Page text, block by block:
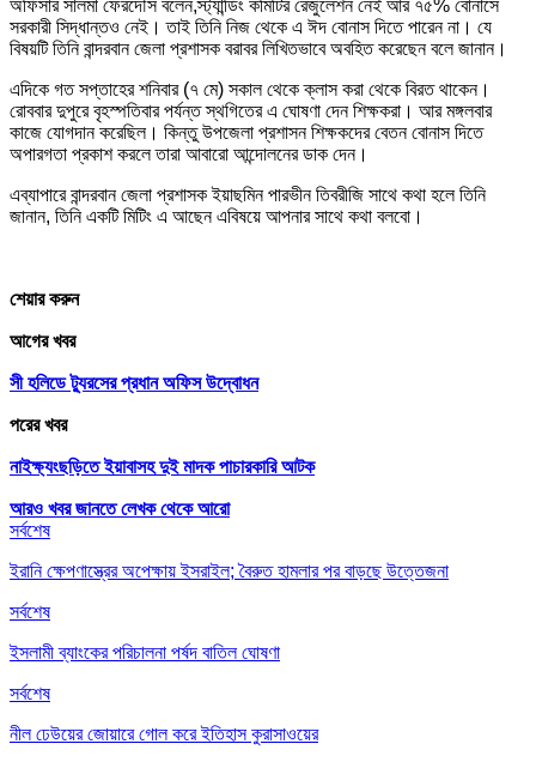
অফিসার সালমা ফেরদৌস বলেন,স্ট্যান্ডিং কমিটির রেজুলেশন নেই আর ৭৫% বোনাসে
সরকারী সিদ্ধান্তও নেই। তাই তিনি নিজ থেকে এ ঈদ বোনাস দিতে পারেন না। যে
বিষয়টি তিনি বান্দরবান জেলা প্রশাসক বরাবর লিখিতভাবে অবহিত করেছেন বলে জানান।
এদিকে গত সপ্তাহের শনিবার (৭ মে) সকাল থেকে ক্লাস করা থেকে বিরত থাকেন।
রোববার দুপুরে বৃহস্পতিবার পর্যন্ত স্থগিতের এ ঘোষণা দেন শিক্ষকরা। আর মঙ্গলবার
কাজে যোগদান করেছিল। কিন্তু উপজেলা প্রশাসন শিক্ষকদের বেতন বোনাস দিতে
অপারগতা প্রকাশ করলে তারা আবারো আন্দোলনের ডাক দেন।
এব্যাপারে বান্দরবান জেলা প্রশাসক ইয়াছমিন পারভীন তিবরীজি সাথে কথা হলে তিনি
জানান, তিনি একটি মিটিং এ আছেন এবিষয়ে আপনার সাথে কথা বলবো।
শেয়ার করুন
আগের খবর
সী হলিডে ট্যুরসের প্রধান অফিস উদ্বোধন
পরের খবর
নাইক্ষ্যংছড়িতে ইয়াবাসহ দুই মাদক পাচারকারি আটক
আরও খবর জানতে লেখক থেকে আরো
সর্বশেষ
ইরানি ক্ষেপণাস্ত্রের অপেক্ষায় ইসরাইল; বৈরুত হামলার পর বাড়ছে উত্তেজনা
সর্বশেষ
ইসলামী ব্যাংকের পরিচালনা পর্ষদ বাতিল ঘোষণা
সর্বশেষ
নীল ঢেউয়ের জোয়ারে গোল করে ইতিহাস কুরাসাওয়ের